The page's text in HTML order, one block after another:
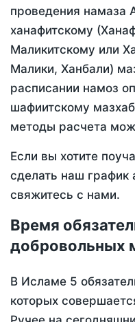
проведения намаза
ханафитскому
Маликитскому или
Малики, Ханбали)
расписании намоз
шафиитскому
методы расчета
Если вы хотите
сделать наш график
свяжитесь с нами.
Время
добровольных
В Исламе 5
которых